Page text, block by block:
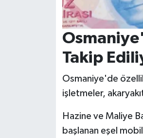
Takip
Osmaniye'de
işletmeler,
Hazine ve Maliye
başlanan eşel